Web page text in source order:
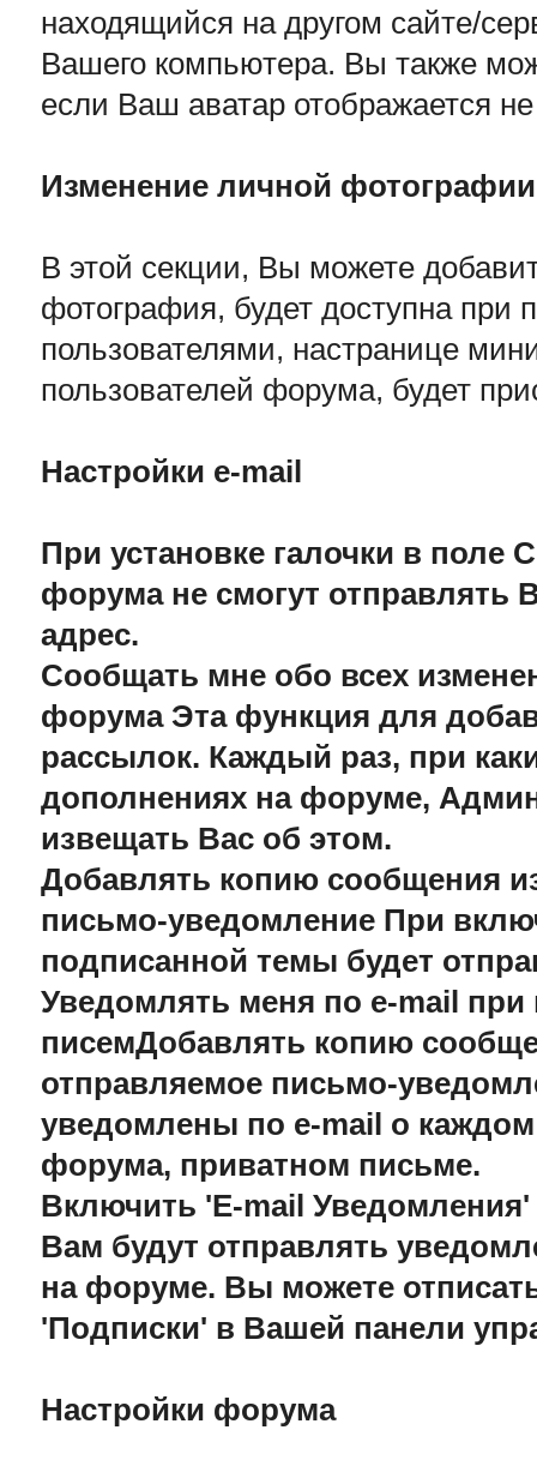
находящийся на другом сайте/
Вашего компьютера. Вы также
если Ваш аватар отображается
Изменение личной фотографии
В этой секции, Вы можете
фотография, будет доступна при
пользователями, настранице
пользователей форума, будет
Настройки e-mail
При установке галочки в поле
форума не смогут
адрес.
Сообщать мне обо всех
форума Эта функция для
рассылок. Каждый раз, при
дополнениях на форуме,
извещать Вас об этом.
Добавлять копию сообщения
письмо-уведомление При
подписанной темы будет
Уведомлять меня по e-mail
писемДобавлять копию
отправляемое письмо-
уведомлены по e-mail о
форума, приватном письме.
Включить 'E-mail
Вам будут отправлять
на форуме. Вы можете
'Подписки' в Вашей панели
Настройки форума